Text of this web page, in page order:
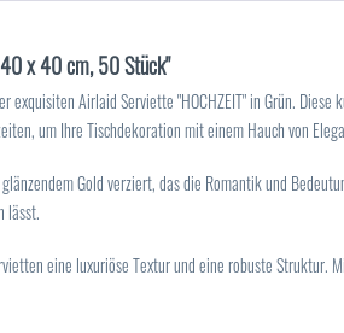
x 40 cm, 50 Stück"
exquisiten Airlaid Serviette "HOCHZEIT" in Grün.
um Ihre Tischdekoration mit einem Hauch von
Gold verziert, das die Romantik und
lässt.
eine luxuriöse Textur und eine robuste Struktur.